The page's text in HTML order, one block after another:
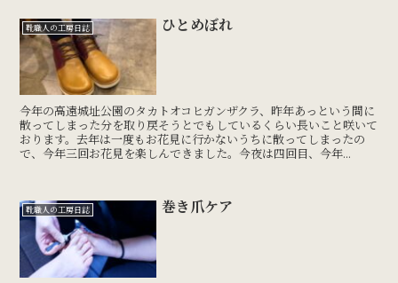
靴職人の工房日誌 ひとめぼれ
今年の高遠城址公園のタカトオコヒガンザクラ、昨年あっという間に
散ってしまった分を取り戻そうとでもしているくらい長いこと咲いて
おります。去年は一度もお花見に行かないうちに散ってしまったの
で、今年三回お花見を楽しんできました。今夜は四回目、今年...
靴職人の工房日誌 巻き爪ケア